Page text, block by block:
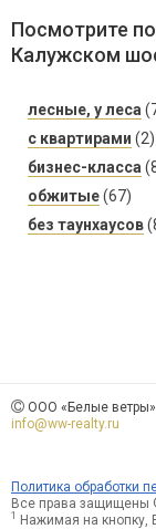
Посмотрите
Калужском
лесные, у леса
с квартирами (2)
бизнес-класса
обжитые(67)
без таунхаусов
ООО «Белые ветры»
info@ww-realty.ru
Политика обработки
Все права защищены
1
Нажимая на кнопку,